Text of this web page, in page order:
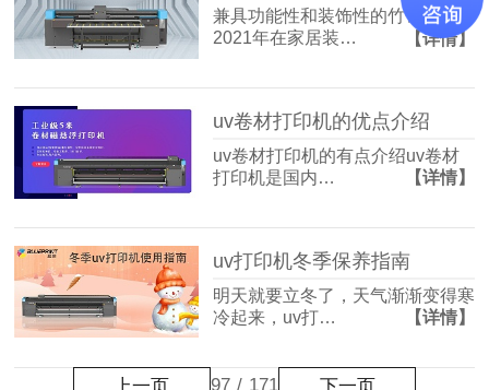
兼具功能性和装饰性的竹帘，
2021年在家居装…
【详情】
uv卷材打印机的优点介绍
uv卷材打印机的有点介绍uv卷材
打印机是国内…
【详情】
uv打印机冬季保养指南
明天就要立冬了，天气渐渐变得寒
冷起来，uv打…
【详情】
97 / 171